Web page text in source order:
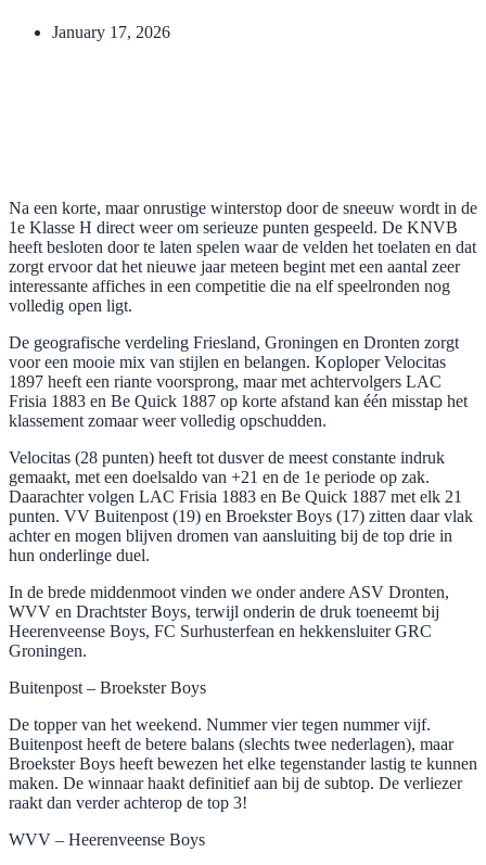
January 17, 2026
Na een korte, maar onrustige winterstop door de sneeuw wordt in de
1e Klasse H direct weer om serieuze punten gespeeld. De KNVB
heeft besloten door te laten spelen waar de velden het toelaten en dat
zorgt ervoor dat het nieuwe jaar meteen begint met een aantal zeer
interessante affiches in een competitie die na elf speelronden nog
volledig open ligt.
De geografische verdeling Friesland, Groningen en Dronten zorgt
voor een mooie mix van stijlen en belangen. Koploper Velocitas
1897 heeft een riante voorsprong, maar met achtervolgers LAC
Frisia 1883 en Be Quick 1887 op korte afstand kan één misstap het
klassement zomaar weer volledig opschudden.
Velocitas (28 punten) heeft tot dusver de meest constante indruk
gemaakt, met een doelsaldo van +21 en de 1e periode op zak.
Daarachter volgen LAC Frisia 1883 en Be Quick 1887 met elk 21
punten. VV Buitenpost (19) en Broekster Boys (17) zitten daar vlak
achter en mogen blijven dromen van aansluiting bij de top drie in
hun onderlinge duel.
In de brede middenmoot vinden we onder andere ASV Dronten,
WVV en Drachtster Boys, terwijl onderin de druk toeneemt bij
Heerenveense Boys, FC Surhusterfean en hekkensluiter GRC
Groningen.
Buitenpost – Broekster Boys
De topper van het weekend. Nummer vier tegen nummer vijf.
Buitenpost heeft de betere balans (slechts twee nederlagen), maar
Broekster Boys heeft bewezen het elke tegenstander lastig te kunnen
maken. De winnaar haakt definitief aan bij de subtop. De verliezer
raakt dan verder achterop de top 3!
WVV – Heerenveense Boys